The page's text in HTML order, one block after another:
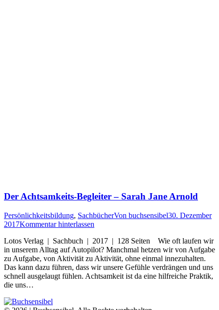
Der Achtsamkeits-Begleiter – Sarah Jane Arnold
Persönlichkeitsbildung, SachbücherVon buchsensibel30. Dezember
2017Kommentar hinterlassen
Lotos Verlag | Sachbuch | 2017 | 128 Seiten Wie oft laufen wir
in unserem Alltag auf Autopilot? Manchmal hetzen wir von Aufgabe
zu Aufgabe, von Aktivität zu Aktivität, ohne einmal innezuhalten.
Das kann dazu führen, dass wir unsere Gefühle verdrängen und uns
schnell ausgelaugt fühlen. Achtsamkeit ist da eine hilfreiche Praktik,
die uns…